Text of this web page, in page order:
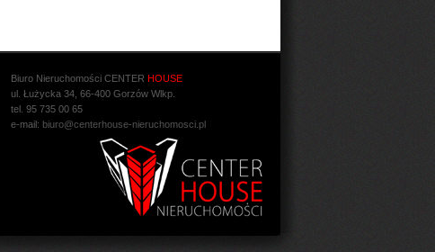
Biuro Nieruchomości CENTER HOUSE
ul. Łużycka 34, 66-400 Gorzów Wlkp.
tel. 95 735 00 65
e-mail: biuro@centerhouse-nieruchomosci.pl